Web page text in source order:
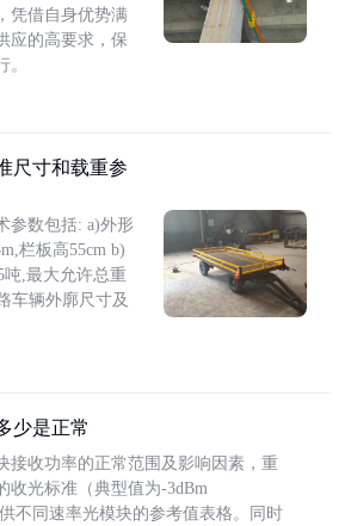
凭借自身优势满
应的高要求，保
。
尺寸和载重参
参数包括: a)外形
栏板高55cm b)
吨,最大允许总重
车辆外廓尺寸及
少是正常
接收功率的正常范围及影响因素，重
收光标准（典型值为-3dBm
不同速率光模块的参考值表格。同时